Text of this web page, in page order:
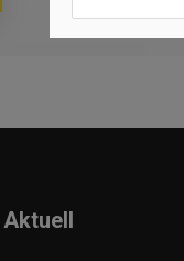
Aktuell